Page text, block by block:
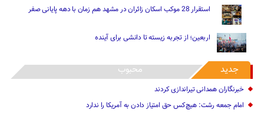
استقرار 28 موکب اسکان زائران در مشهد هم زمان با دهه پایانی صفر
اربعین؛ از تجربه زیسته تا دانشی برای آینده
جدید محبوب
خبرنگاران همدانی تیراندازی کردند
امام جمعه رشت: هیچ‌کس حق امتیاز دادن به آمریکا را ندارد